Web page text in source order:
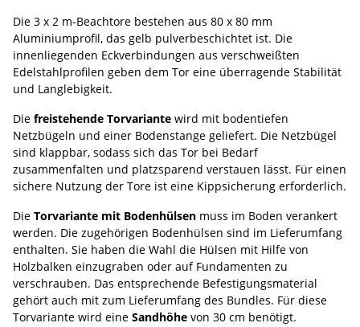
Die 3 x 2 m-Beachtore bestehen aus 80 x 80 mm
Aluminiumprofil, das gelb pulverbeschichtet ist. Die
innenliegenden Eckverbindungen aus verschweißten
Edelstahlprofilen geben dem Tor eine überragende Stabilität
und Langlebigkeit.
Die freistehende Torvariante wird mit bodentiefen
Netzbügeln und einer Bodenstange geliefert. Die Netzbügel
sind klappbar, sodass sich das Tor bei Bedarf
zusammenfalten und platzsparend verstauen lässt. Für einen
sichere Nutzung der Tore ist eine Kippsicherung erforderlich.
Die Torvariante mit Bodenhülsen muss im Boden verankert
werden. Die zugehörigen Bodenhülsen sind im Lieferumfang
enthalten. Sie haben die Wahl die Hülsen mit Hilfe von
Holzbalken einzugraben oder auf Fundamenten zu
verschrauben. Das entsprechende Befestigungsmaterial
gehört auch mit zum Lieferumfang des Bundles. Für diese
Torvariante wird eine Sandhöhe von 30 cm benötigt.